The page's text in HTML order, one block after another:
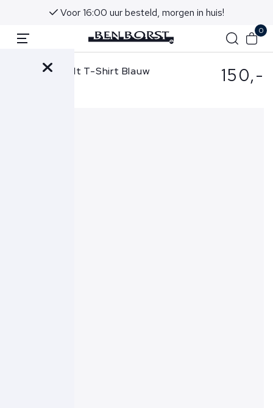
Voor 16:00 uur besteld, morgen in huis!
0
Stefan Brandt T-Shirt Blauw 150,-